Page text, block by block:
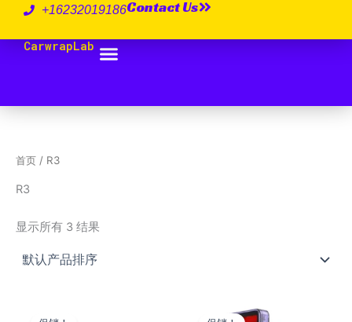
+16232019186Contact Us
CarwrapLab
首页 / R3
R3
显示所有 3 结果
格